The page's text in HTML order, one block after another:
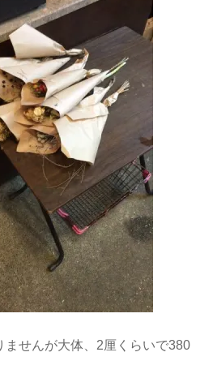
ませんが大体、2厘くらいで380